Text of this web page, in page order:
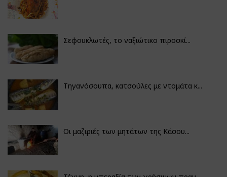
Σεφουκλωτές, το ναξιώτικο πιροσκί...
Τηγανόσουπα, κατσούλες με ντομάτα κ...
Οι μαζιριές των μητάτων της Κάσου...